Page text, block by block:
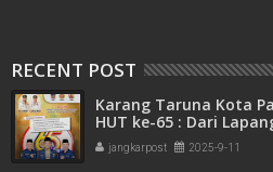
RECENT POST
Karang Taruna Kota
HUT ke-65 : Dari
Kebersamaan
jangkarpost 2025-9-11